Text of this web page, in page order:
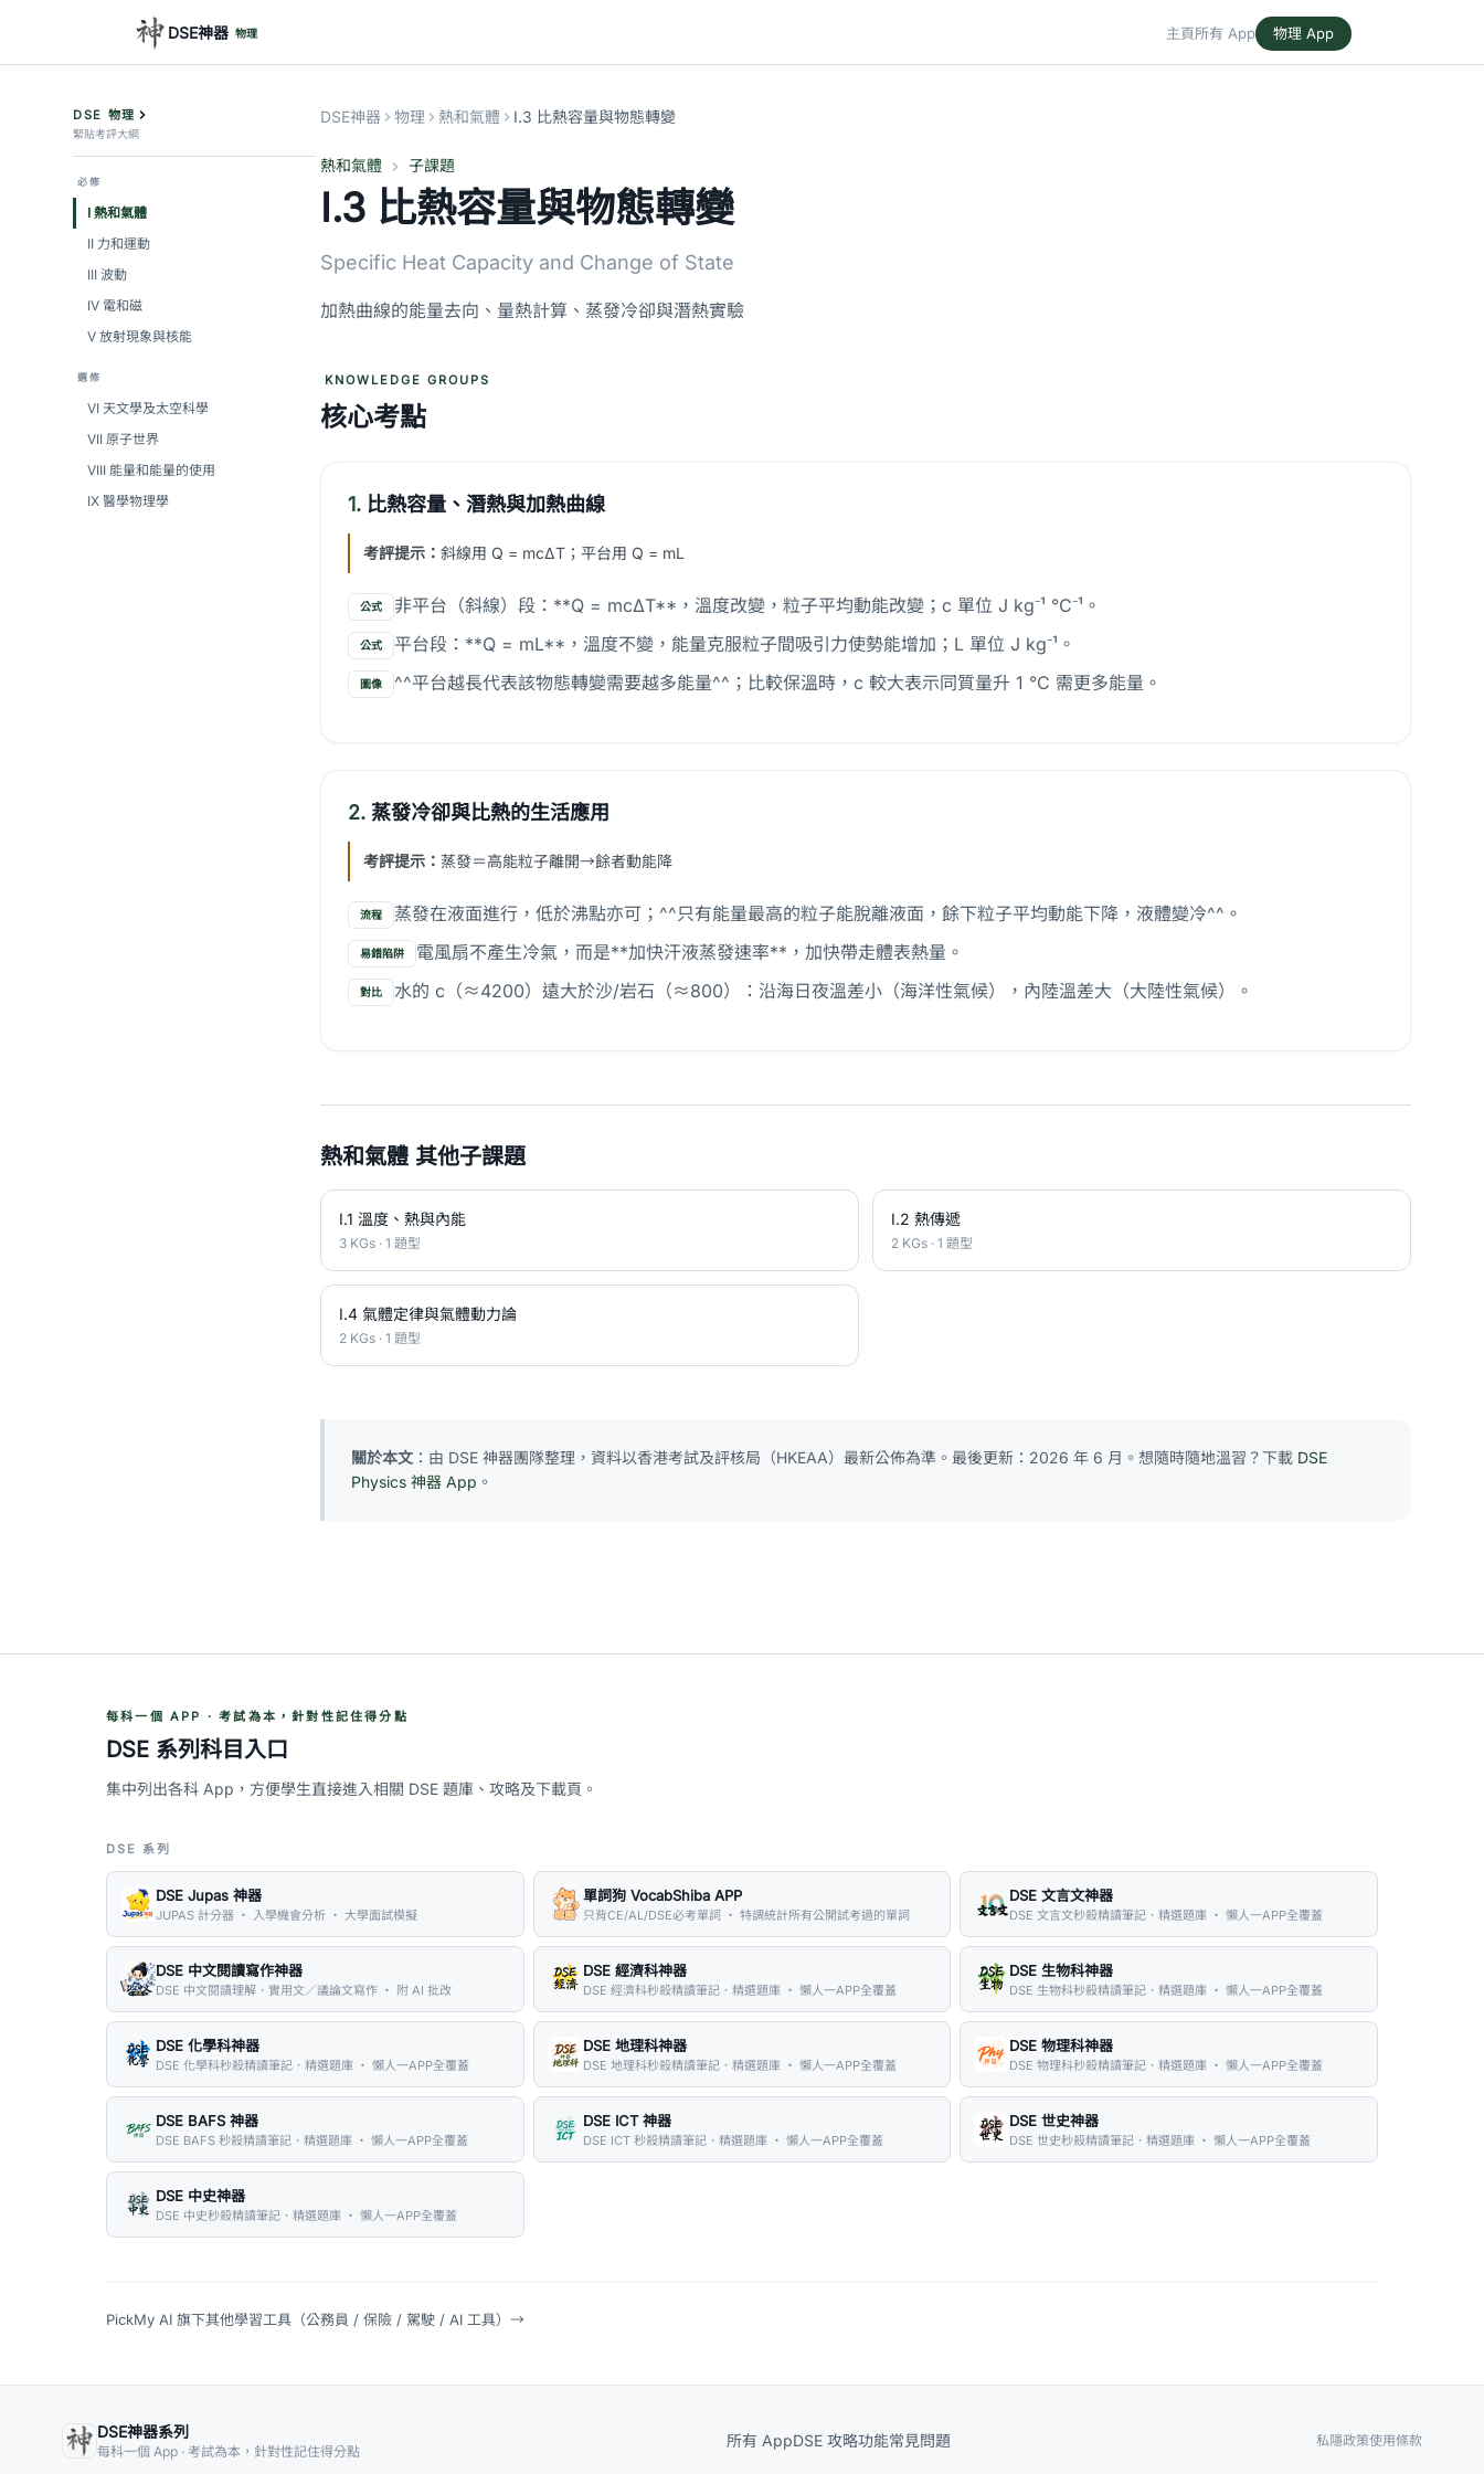
DSE神器 物理 主頁所有 App 物理 App
DSE 物理
緊貼考評大綱
必修
I 熱和氣體
II 力和運動
III 波動
IV 電和磁
V 放射現象與核能
選修
VI 天文學及太空科學
VII 原子世界
VIII 能量和能量的使用
IX 醫學物理學
DSE神器 物理 熱和氣體 I.3 比熱容量與物態轉變
熱和氣體 子課題
I.3 比熱容量與物態轉變
Specific Heat Capacity and Change of State
加熱曲線的能量去向、量熱計算、蒸發冷卻與潛熱實驗
KNOWLEDGE GROUPS
核心考點
1. 比熱容量、潛熱與加熱曲線
考評提示： 斜線用 Q = mcΔT；平台用 Q = mL
公式 非平台（斜線）段：**Q = mcΔT**，溫度改變，粒子平均動能改變；c 單位 J kg⁻¹ °C⁻¹。
公式 平台段：**Q = mL**，溫度不變，能量克服粒子間吸引力使勢能增加；L 單位 J kg⁻¹。
圖像 ^^平台越長代表該物態轉變需要越多能量^^；比較保溫時，c 較大表示同質量升 1 °C 需更多能量。
2. 蒸發冷卻與比熱的生活應用
考評提示： 蒸發＝高能粒子離開→餘者動能降
流程 蒸發在液面進行，低於沸點亦可；^^只有能量最高的粒子能脫離液面，餘下粒子平均動能下降，液體變冷^^。
易錯陷阱 電風扇不產生冷氣，而是**加快汗液蒸發速率**，加快帶走體表熱量。
對比 水的 c（≈4200）遠大於沙/岩石（≈800）：沿海日夜溫差小（海洋性氣候），內陸溫差大（大陸性氣候）。
熱和氣體 其他子課題
I.1 溫度、熱與內能
3 KGs · 1 題型
I.2 熱傳遞
2 KGs · 1 題型
I.4 氣體定律與氣體動力論
2 KGs · 1 題型
關於本文 ：由 DSE 神器團隊整理，資料以香港考試及評核局（HKEAA）最新公佈為準。最後更新：2026 年 6 月。想隨時隨地溫習？下載 DSE
Physics 神器 App 。
每科一個 APP · 考試為本，針對性記住得分點
DSE 系列科目入口
集中列出各科 App，方便學生直接進入相關 DSE 題庫、攻略及下載頁。
DSE 系列
DSE Jupas 神器
JUPAS 計分器 ・ 入學機會分析 ・ 大學面試模擬
單詞狗 VocabShiba APP
只背CE/AL/DSE必考單詞 ・ 特調統計所有公開試考過的單詞
DSE 文言文神器
DSE 文言文秒殺精讀筆記．精選題庫 ・ 懶人一APP全覆蓋
DSE 中文閱讀寫作神器
DSE 中文閱讀理解．實用文／議論文寫作 ・ 附 AI 批改
DSE 經濟科神器
DSE 經濟科秒殺精讀筆記．精選題庫 ・ 懶人一APP全覆蓋
DSE 生物科神器
DSE 生物科秒殺精讀筆記．精選題庫 ・ 懶人一APP全覆蓋
DSE 化學科神器
DSE 化學科秒殺精讀筆記．精選題庫 ・ 懶人一APP全覆蓋
DSE 地理科神器
DSE 地理科秒殺精讀筆記．精選題庫 ・ 懶人一APP全覆蓋
DSE 物理科神器
DSE 物理科秒殺精讀筆記．精選題庫 ・ 懶人一APP全覆蓋
DSE BAFS 神器
DSE BAFS 秒殺精讀筆記．精選題庫 ・ 懶人一APP全覆蓋
DSE ICT 神器
DSE ICT 秒殺精讀筆記．精選題庫 ・ 懶人一APP全覆蓋
DSE 世史神器
DSE 世史秒殺精讀筆記．精選題庫 ・ 懶人一APP全覆蓋
DSE 中史神器
DSE 中史秒殺精讀筆記．精選題庫 ・ 懶人一APP全覆蓋
PickMy AI 旗下其他學習工具（公務員 / 保險 / 駕駛 / AI 工具） →
DSE神器系列
每科一個 App · 考試為本，針對性記住得分點
所有 AppDSE 攻略功能常見問題 私隱政策使用條款